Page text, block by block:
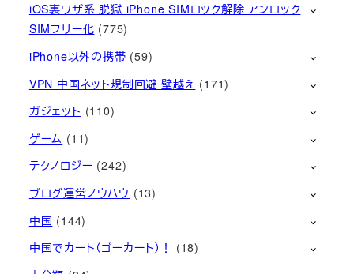
iOS裏ワザ系 脱獄 iPhone SIMロック解除 アンロック
SIMフリー化 (775)
iPhone以外の携帯 (59)
VPN 中国ネット規制回避 壁越え (171)
ガジェット (110)
ゲーム (11)
テクノロジー (242)
ブログ運営ノウハウ (13)
中国 (144)
中国でカート（ゴーカート）！
(18)